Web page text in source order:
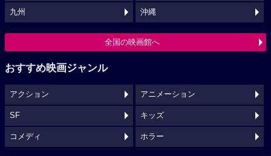
九州 沖縄
全国の映画館へ
おすすめ映画ジャンル
アクション アニメーション
SF キッズ
コメディ ホラー